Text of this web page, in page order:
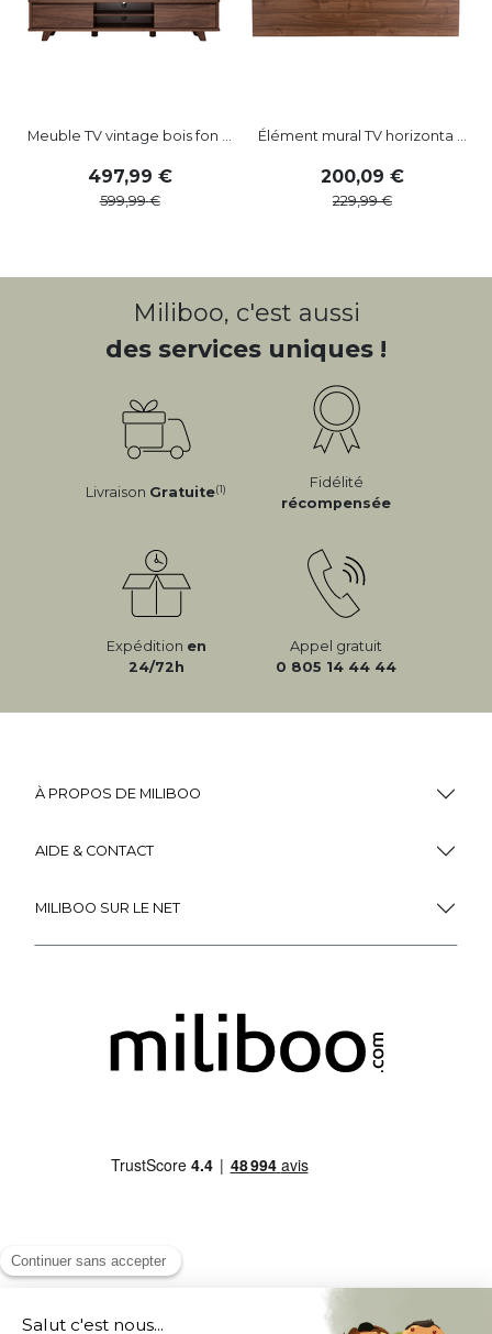
Meuble TV vintage bois fon ...
497,99
599,99
Élément mural TV horizonta ...
200,09
229,99
Miliboo, c'est aussi
des services uniques !
Livraison Gratuite(1)
Fidélité
récompensée
Expédition en
24/72h
Appel gratuit
0 805 14 44 44
À PROPOS DE MILIBOO
AIDE & CONTACT
MILIBOO SUR LE NET